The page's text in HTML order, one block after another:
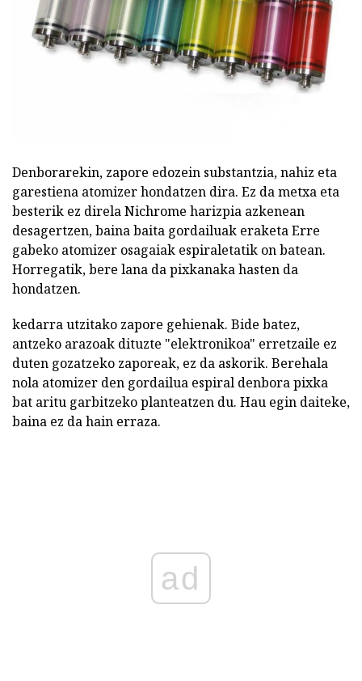
Denborarekin, zapore edozein substantzia, nahiz eta
garestiena atomizer hondatzen dira. Ez da metxa eta
besterik ez direla Nichrome harizpia azkenean
desagertzen, baina baita gordailuak eraketa Erre
gabeko atomizer osagaiak espiraletatik on batean.
Horregatik, bere lana da pixkanaka hasten da
hondatzen.
kedarra utzitako zapore gehienak. Bide batez,
antzeko arazoak dituzte "elektronikoa" erretzaile ez
duten gozatzeko zaporeak, ez da askorik. Berehala
nola atomizer den gordailua espiral denbora pixka
bat aritu garbitzeko planteatzen du. Hau egin daiteke,
baina ez da hain erraza.
ad